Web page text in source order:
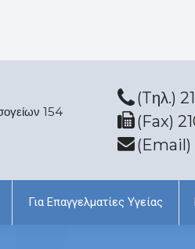
154
(Tηλ.)
(Fax)
Για Επαγγελματίες Υγείας